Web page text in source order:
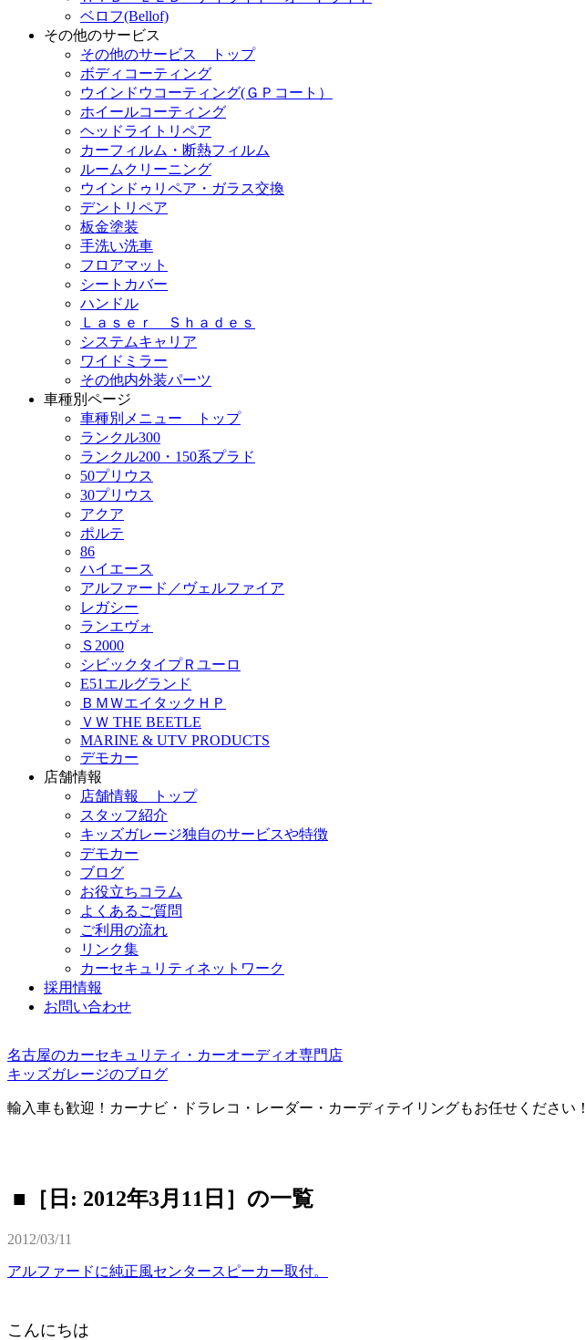
ベロフ(Bellof)
その他のサービス
その他のサービス トップ
ボディコーティング
ウインドウコーティング(ＧＰコート）
ホイールコーティング
ヘッドライトリペア
カーフィルム・断熱フィルム
ルームクリーニング
ウインドゥリペア・ガラス交換
デントリペア
板金塗装
手洗い洗車
フロアマット
シートカバー
ハンドル
Ｌａｓｅｒ Ｓｈａｄｅｓ
システムキャリア
ワイドミラー
その他内外装パーツ
車種別ページ
車種別メニュー トップ
ランクル300
ランクル200・150系プラド
50プリウス
30プリウス
アクア
ポルテ
86
ハイエース
アルファード／ヴェルファイア
レガシー
ランエヴォ
Ｓ2000
シビックタイプＲユーロ
E51エルグランド
ＢＭＷエイタックＨＰ
ＶＷ THE BEETLE
MARINE & UTV PRODUCTS
デモカー
店舗情報
店舗情報 トップ
スタッフ紹介
キッズガレージ独自のサービスや特徴
デモカー
ブログ
お役立ちコラム
よくあるご質問
ご利用の流れ
リンク集
カーセキュリティネットワーク
採用情報
お問い合わせ
名古屋のカーセキュリティ・カーオーディオ専門店
キッズガレージのブログ
輸入車も歓迎！カーナビ・ドラレコ・レーダー・カーディテイリングもお任せください！
■［日: 2012年3月11日］の一覧
2012/03/11
アルファードに純正風センタースピーカー取付。
こんにちは